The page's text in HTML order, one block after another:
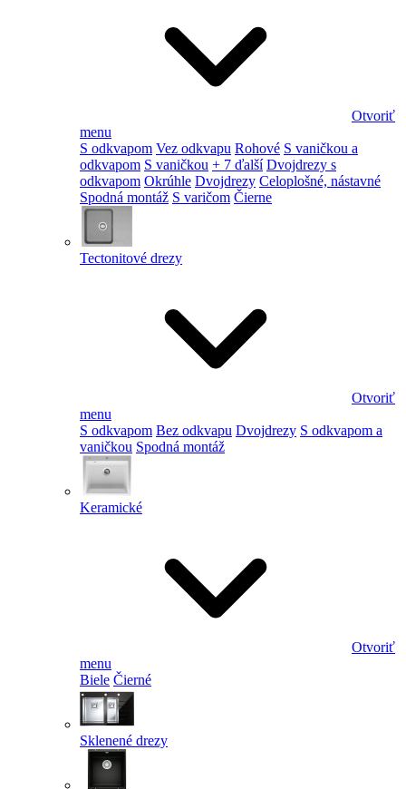
Otvoriť
menu
S odkvapom Vez odkvapu Rohové S vaničkou a
odkvapom S vaničkou + 7 ďalší Dvojdrezy s
odkvapom Okrúhle Dvojdrezy Celoplošné, nástavné
Spodná montáž S varičom Čierne
Tectonitové drezy
Otvoriť
menu
S odkvapom Bez odkvapu Dvojdrezy S odkvapom a
vaničkou Spodná montáž
Keramické
Otvoriť
menu
Biele Čierné
Sklenené drezy